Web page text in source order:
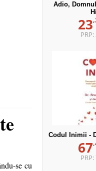
se cu
Adio,
23
PRP:
Codul Inimii -
67
PRP: